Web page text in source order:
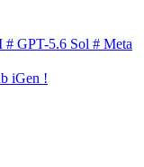
# GPT-5.6 Sol # Meta
iGen !